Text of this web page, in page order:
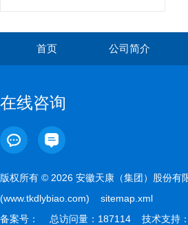
首页 公司简介
在线咨询
版权所有 © 2026 安徽天康（集团）股份有
(www.tkdlybiao.com) sitemap.xml
备案号：
总访问量：187114 技术支持：